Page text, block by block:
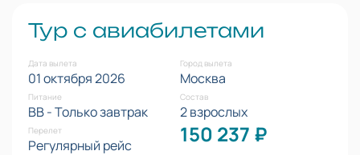
Тур с авиабилетами
Дата вылета
01 октября 2026
Город вылета
Москва
Питание
BB - Только завтрак
Состав
2 взрослых
Перелет
Регулярный рейс 150 237 ₽